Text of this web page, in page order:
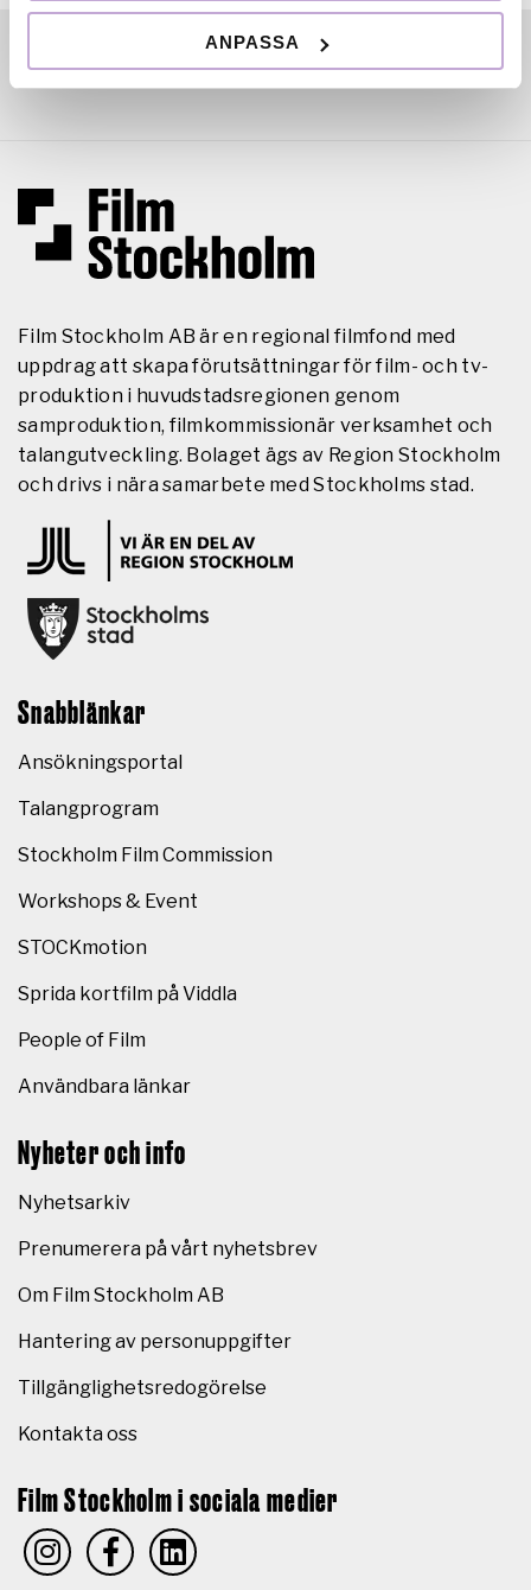
ANPASSA
Film Stockholm AB är en regional filmfond med
uppdrag att skapa förutsättningar för film- och tv-
produktion i huvudstadsregionen genom
samproduktion, filmkommissionär verksamhet och
talangutveckling. Bolaget ägs av Region Stockholm
och drivs i nära samarbete med Stockholms stad.
Snabblänkar
Ansökningsportal
Talangprogram
Stockholm Film Commission
Workshops & Event
STOCKmotion
Sprida kortfilm på Viddla
People of Film
Användbara länkar
Nyheter och info
Nyhetsarkiv
Prenumerera på vårt nyhetsbrev
Om Film Stockholm AB
Hantering av personuppgifter
Tillgänglighetsredogörelse
Kontakta oss
Film Stockholm i sociala medier